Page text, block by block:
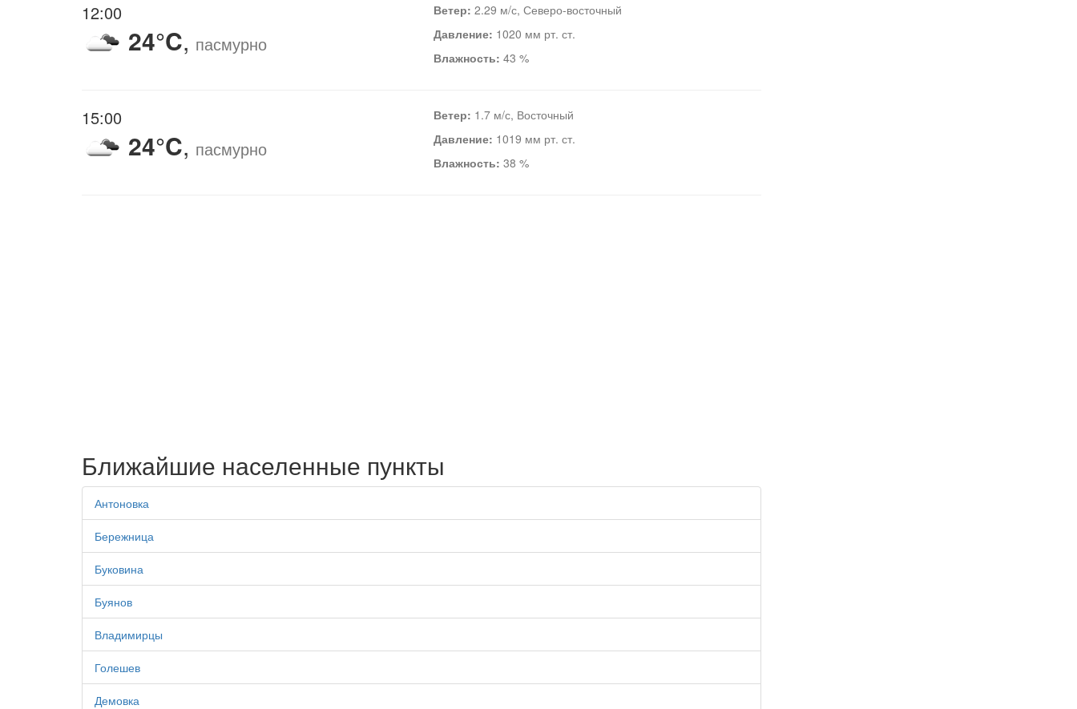
12:00
24°C, пасмурно
Ветер: 2.29 м/с, Северо-восточный
Давление: 1020 мм рт. ст.
Влажность: 43 %
15:00
24°C, пасмурно
Ветер: 1.7 м/с, Восточный
Давление: 1019 мм рт. ст.
Влажность: 38 %
Ближайшие населенные пункты
Антоновка
Бережница
Буковина
Буянов
Владимирцы
Голешев
Демовка